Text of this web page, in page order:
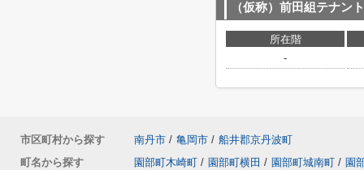
（仮称）前田組テナント
所在階
-
市区町村から探す 南丹市 / 亀岡市 / 船井郡京丹波町
町名から探す
園部町木崎町 / 園部町横田 / 園部町城南町 / 園